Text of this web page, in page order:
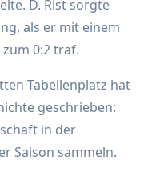
D. Rist sorgte
als er mit einem
0:2 traf.
Tabellenplatz hat
geschrieben:
in der
Saison sammeln.